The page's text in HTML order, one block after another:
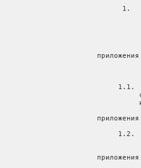
1.
1.1.
1.2.